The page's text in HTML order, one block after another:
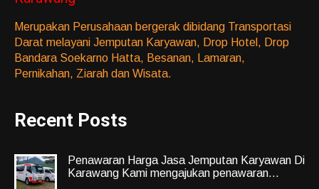
Merupakan Perusahaan bergerak dibidang Transportasi
Darat melayani Jemputan Karyawan, Drop Hotel, Drop
Bandara Soekarno Hatta, Besanan, Lamaran,
Pernikahan, Ziarah dan Wisata.
Recent Posts
Penawaran Harga Jasa Jemputan Karyawan Di
Karawang Kami mengajukan penawaran...